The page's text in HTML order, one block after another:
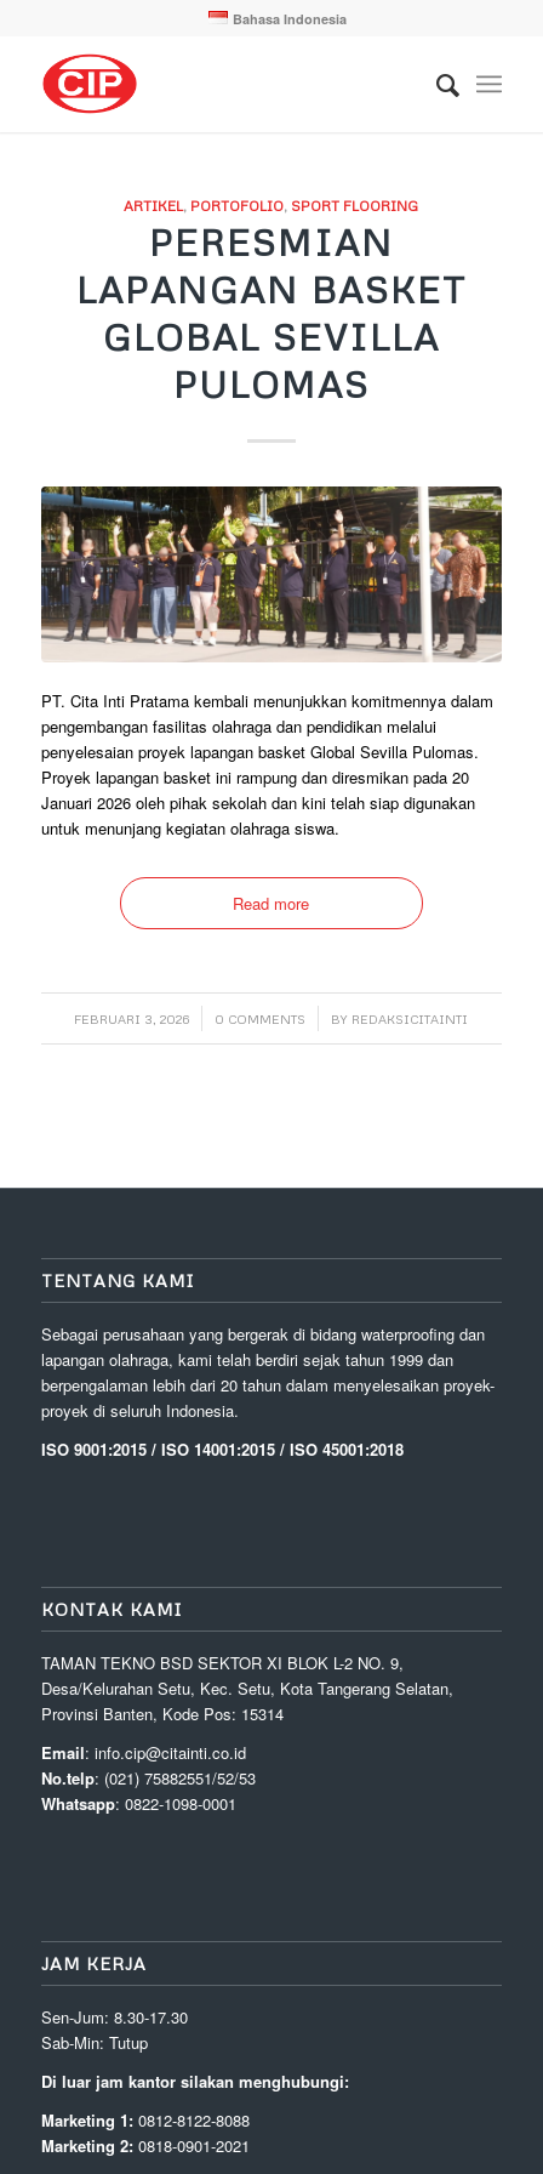
Bahasa Indonesia
ARTIKEL, PORTOFOLIO, SPORT FLOORING
PERESMIAN
LAPANGAN BASKET
GLOBAL SEVILLA
PULOMAS
PT. Cita Inti Pratama kembali menunjukkan komitmennya dalam
pengembangan fasilitas olahraga dan pendidikan melalui
penyelesaian proyek lapangan basket Global Sevilla Pulomas.
Proyek lapangan basket ini rampung dan diresmikan pada 20
Januari 2026 oleh pihak sekolah dan kini telah siap digunakan
untuk menunjang kegiatan olahraga siswa.
Read more
FEBRUARI 3, 2026
/ 0 COMMENTS
/ BY REDAKSICITAINTI
TENTANG KAMI
Sebagai perusahaan yang bergerak di bidang waterproofing dan
lapangan olahraga, kami telah berdiri sejak tahun 1999 dan
berpengalaman lebih dari 20 tahun dalam menyelesaikan proyek-
proyek di seluruh Indonesia.
ISO 9001:2015 / ISO 14001:2015 / ISO 45001:2018
KONTAK KAMI
TAMAN TEKNO BSD SEKTOR XI BLOK L-2 NO. 9,
Desa/Kelurahan Setu, Kec. Setu, Kota Tangerang Selatan,
Provinsi Banten, Kode Pos: 15314
Email: info.cip@citainti.co.id
No.telp: (021) 75882551/52/53
Whatsapp: 0822-1098-0001
JAM KERJA
Sen-Jum: 8.30-17.30
Sab-Min: Tutup
Di luar jam kantor silakan menghubungi:
Marketing 1:0812-8122-8088
Marketing 2:0818-0901-2021